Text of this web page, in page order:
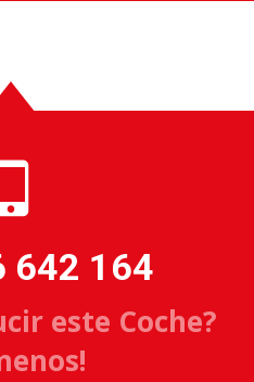
642 164
este Coche?